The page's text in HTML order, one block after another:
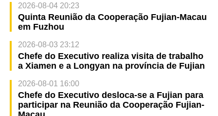
2026-08-04 20:23
Quinta Reunião da Cooperação Fujian-Macau
em Fuzhou
2026-08-03 23:12
Chefe do Executivo realiza visita de trabalho
a Xiamen e a Longyan na província de Fujian
2026-08-01 16:00
Chefe do Executivo desloca-se a Fujian para
participar na Reunião da Cooperação Fujian-